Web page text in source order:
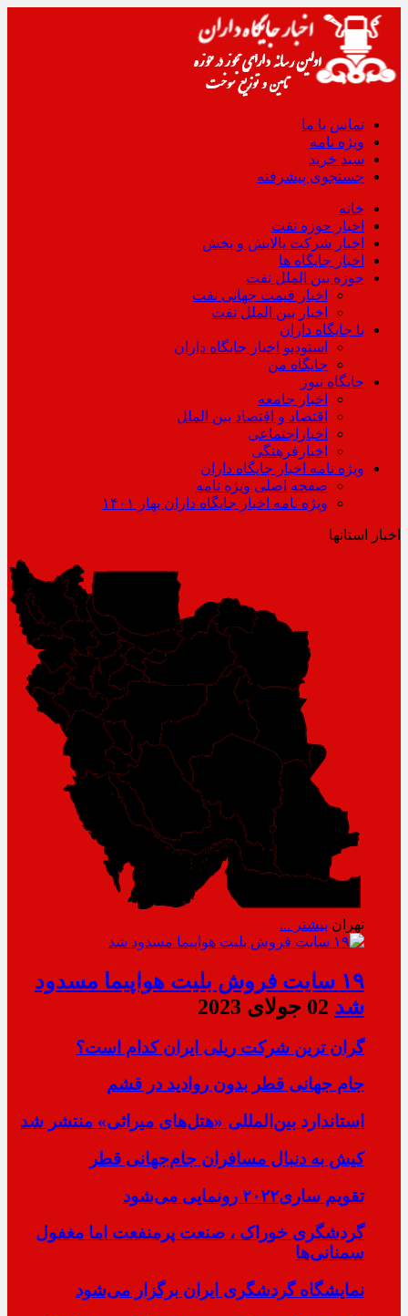
تماس با ما
ویژه نامه
سبد خرید
جستجوی پیشرفته
خانه
اخبار حوزه نفت
اخبار شرکت پالایش و پخش
اخبار جایگاه ها
حوزه بین الملل نفت
اخبار قیمت جهانی نفت
اخبار بین الملل نفت
با جایگاه داران
استودیو اخبار جایگاه داران
جایگاه من
جایگاه نیوز
اخبار جامعه
اقتصاد و اقتصاد بین الملل
اخباراجتماعی
اخبارفرهنگی
ویژه نامه اخبار جایگاه داران
صفحه اصلی ویژه نامه
ویژه نامه اخبار جایگاه داران بهار ۱۴۰۱
اخبار استانها
تهران بیشتر ...
۱۹ سایت فروش بلیت هواپیما مسدود
شد 02 جولای 2023
گران ترین شرکت ریلی ایران کدام است؟
جام جهانی قطر بدون روادید در قشم
استاندارد بین‌المللی «هتل‌های میراثی» منتشر شد
کیش به دنبال مسافران جام‌جهانی قطر
تقویم ساری۲۰۲۲ رونمایی می‌شود
گردشگری خوراک ، صنعت پرمنفعت اما مغفول
سمنانی‌ها
نمایشگاه گردشگری ایران برگزار می‌شود